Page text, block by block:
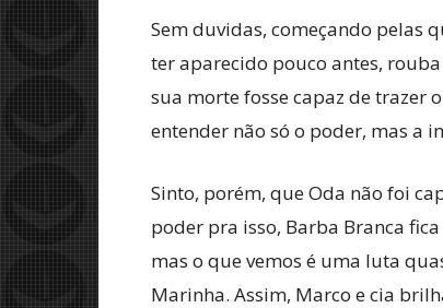
Sem duvidas, começando pelas
ter aparecido pouco antes,
sua morte fosse capaz de trazer
entender não só o poder, mas a
Sinto, porém, que Oda não foi
poder pra isso, Barba Branca
mas o que vemos é uma luta
Marinha. Assim, Marco e cia